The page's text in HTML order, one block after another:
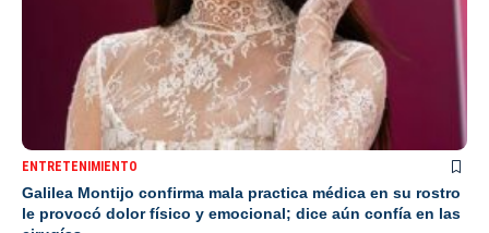
ENTRETENIMIENTO
Galilea Montijo confirma mala practica médica en su rostro
le provocó dolor físico y emocional; dice aún confía en las